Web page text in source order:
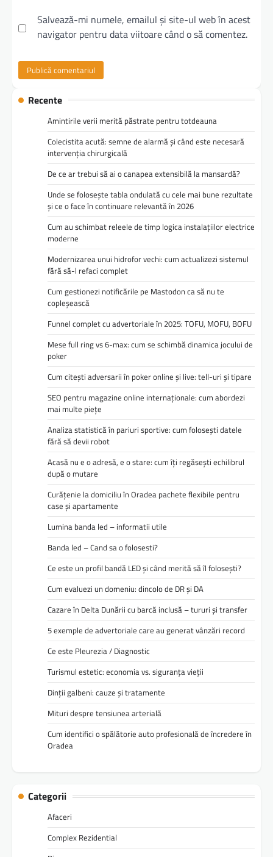
Salvează-mi numele, emailul și site-ul web în acest
navigator pentru data viitoare când o să comentez.
Recente
Amintirile verii merită păstrate pentru totdeauna
Colecistita acută: semne de alarmă și când este necesară
intervenția chirurgicală
De ce ar trebui să ai o canapea extensibilă la mansardă?
Unde se folosește tabla ondulată cu cele mai bune rezultate
și ce o face în continuare relevantă în 2026
Cum au schimbat releele de timp logica instalațiilor electrice
moderne
Modernizarea unui hidrofor vechi: cum actualizezi sistemul
fără să-l refaci complet
Cum gestionezi notificările pe Mastodon ca să nu te
copleșească
Funnel complet cu advertoriale în 2025: TOFU, MOFU, BOFU
Mese full ring vs 6-max: cum se schimbă dinamica jocului de
poker
Cum citești adversarii în poker online și live: tell-uri și tipare
SEO pentru magazine online internaționale: cum abordezi
mai multe piețe
Analiza statistică în pariuri sportive: cum folosești datele
fără să devii robot
Acasă nu e o adresă, e o stare: cum îți regăsești echilibrul
după o mutare
Curățenie la domiciliu în Oradea pachete flexibile pentru
case și apartamente
Lumina banda led – informatii utile
Banda led – Cand sa o folosesti?
Ce este un profil bandă LED și când merită să îl folosești?
Cum evaluezi un domeniu: dincolo de DR și DA
Cazare în Delta Dunării cu barcă inclusă – tururi și transfer
5 exemple de advertoriale care au generat vânzări record
Ce este Pleurezia / Diagnostic
Turismul estetic: economia vs. siguranța vieții
Dinții galbeni: cauze și tratamente
Mituri despre tensiunea arterială
Cum identifici o spălătorie auto profesională de încredere în
Oradea
Categorii
Afaceri
Complex Rezidential